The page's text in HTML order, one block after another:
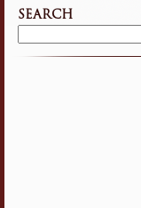
SEARCH
Search
for: